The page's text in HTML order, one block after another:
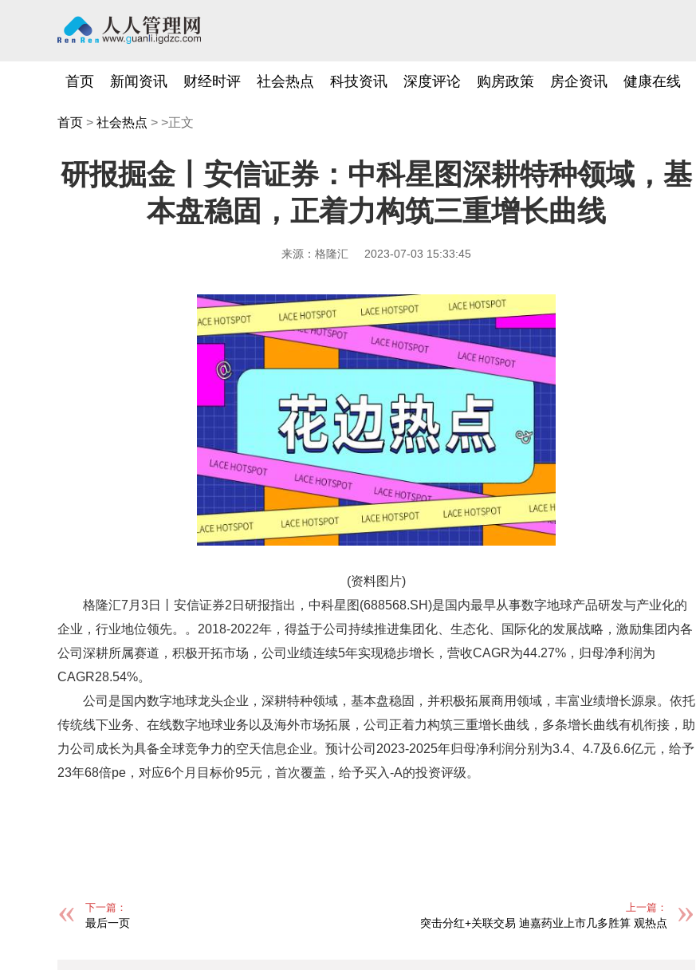
首页 新闻资讯 财经时评 社会热点 科技资讯 深度评论 购房政策 房企资讯 健康在线
首页 > 社会热点 > >正文
研报掘金丨安信证券：中科星图深耕特种领域，基
本盘稳固，正着力构筑三重增长曲线
来源：格隆汇 2023-07-03 15:33:45
(资料图片)
格隆汇7月3日丨安信证券2日研报指出，中科星图(688568.SH)是国内最早从事数字地球产品研发与产业化的
企业，行业地位领先。。2018-2022年，得益于公司持续推进集团化、生态化、国际化的发展战略，激励集团内各
公司深耕所属赛道，积极开拓市场，公司业绩连续5年实现稳步增长，营收CAGR为44.27%，归母净利润为
CAGR28.54%。
公司是国内数字地球龙头企业，深耕特种领域，基本盘稳固，并积极拓展商用领域，丰富业绩增长源泉。依托
传统线下业务、在线数字地球业务以及海外市场拓展，公司正着力构筑三重增长曲线，多条增长曲线有机衔接，助
力公司成长为具备全球竞争力的空天信息企业。预计公司2023-2025年归母净利润分别为3.4、4.7及6.6亿元，给予
23年68倍pe，对应6个月目标价95元，首次覆盖，给予买入-A的投资评级。
下一篇：
最后一页
上一篇：
突击分红+关联交易 迪嘉药业上市几多胜算 观热点